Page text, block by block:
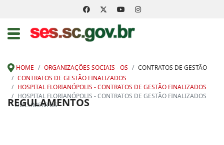
HOME ORGANIZAÇÕES SOCIAIS - OS
CONTRATOS DE GESTÃO
CONTRATOS DE GESTÃO FINALIZADOS
HOSPITAL FLORIANÓPOLIS - CONTRATOS DE GESTÃO FINALIZADOS
HOSPITAL FLORIANÓPOLIS - CONTRATOS DE GESTÃO FINALIZADOS
- DOCUMENTOS
REGULAMENTOS